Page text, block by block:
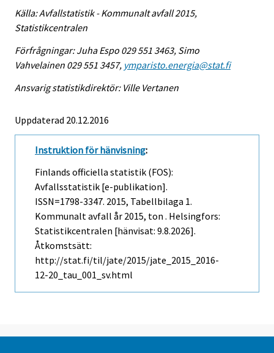
Källa: Avfallstatistik - Kommunalt avfall 2015,
Statistikcentralen
Förfrågningar: Juha Espo 029 551 3463, Simo
Vahvelainen 029 551 3457, ymparisto.energia@stat.fi
Ansvarig statistikdirektör: Ville Vertanen
Uppdaterad 20.12.2016
Instruktion för hänvisning:
Finlands officiella statistik (FOS):
Avfallsstatistik [e-publikation].
ISSN=1798-3347. 2015, Tabellbilaga 1.
Kommunalt avfall år 2015, ton . Helsingfors:
Statistikcentralen [hänvisat: 9.8.2026].
Åtkomstsätt:
http://stat.fi/til/jate/2015/jate_2015_2016-
12-20_tau_001_sv.html